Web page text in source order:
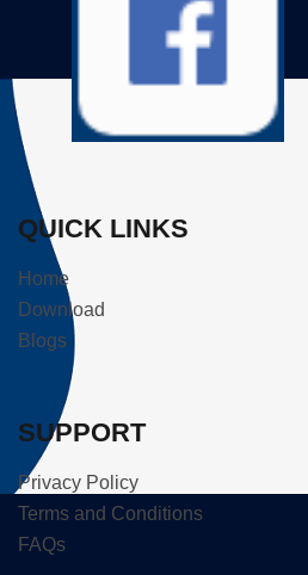
QUICK LINKS
Home
Download
Blogs
SUPPORT
Privacy Policy
Terms and Conditions
FAQs